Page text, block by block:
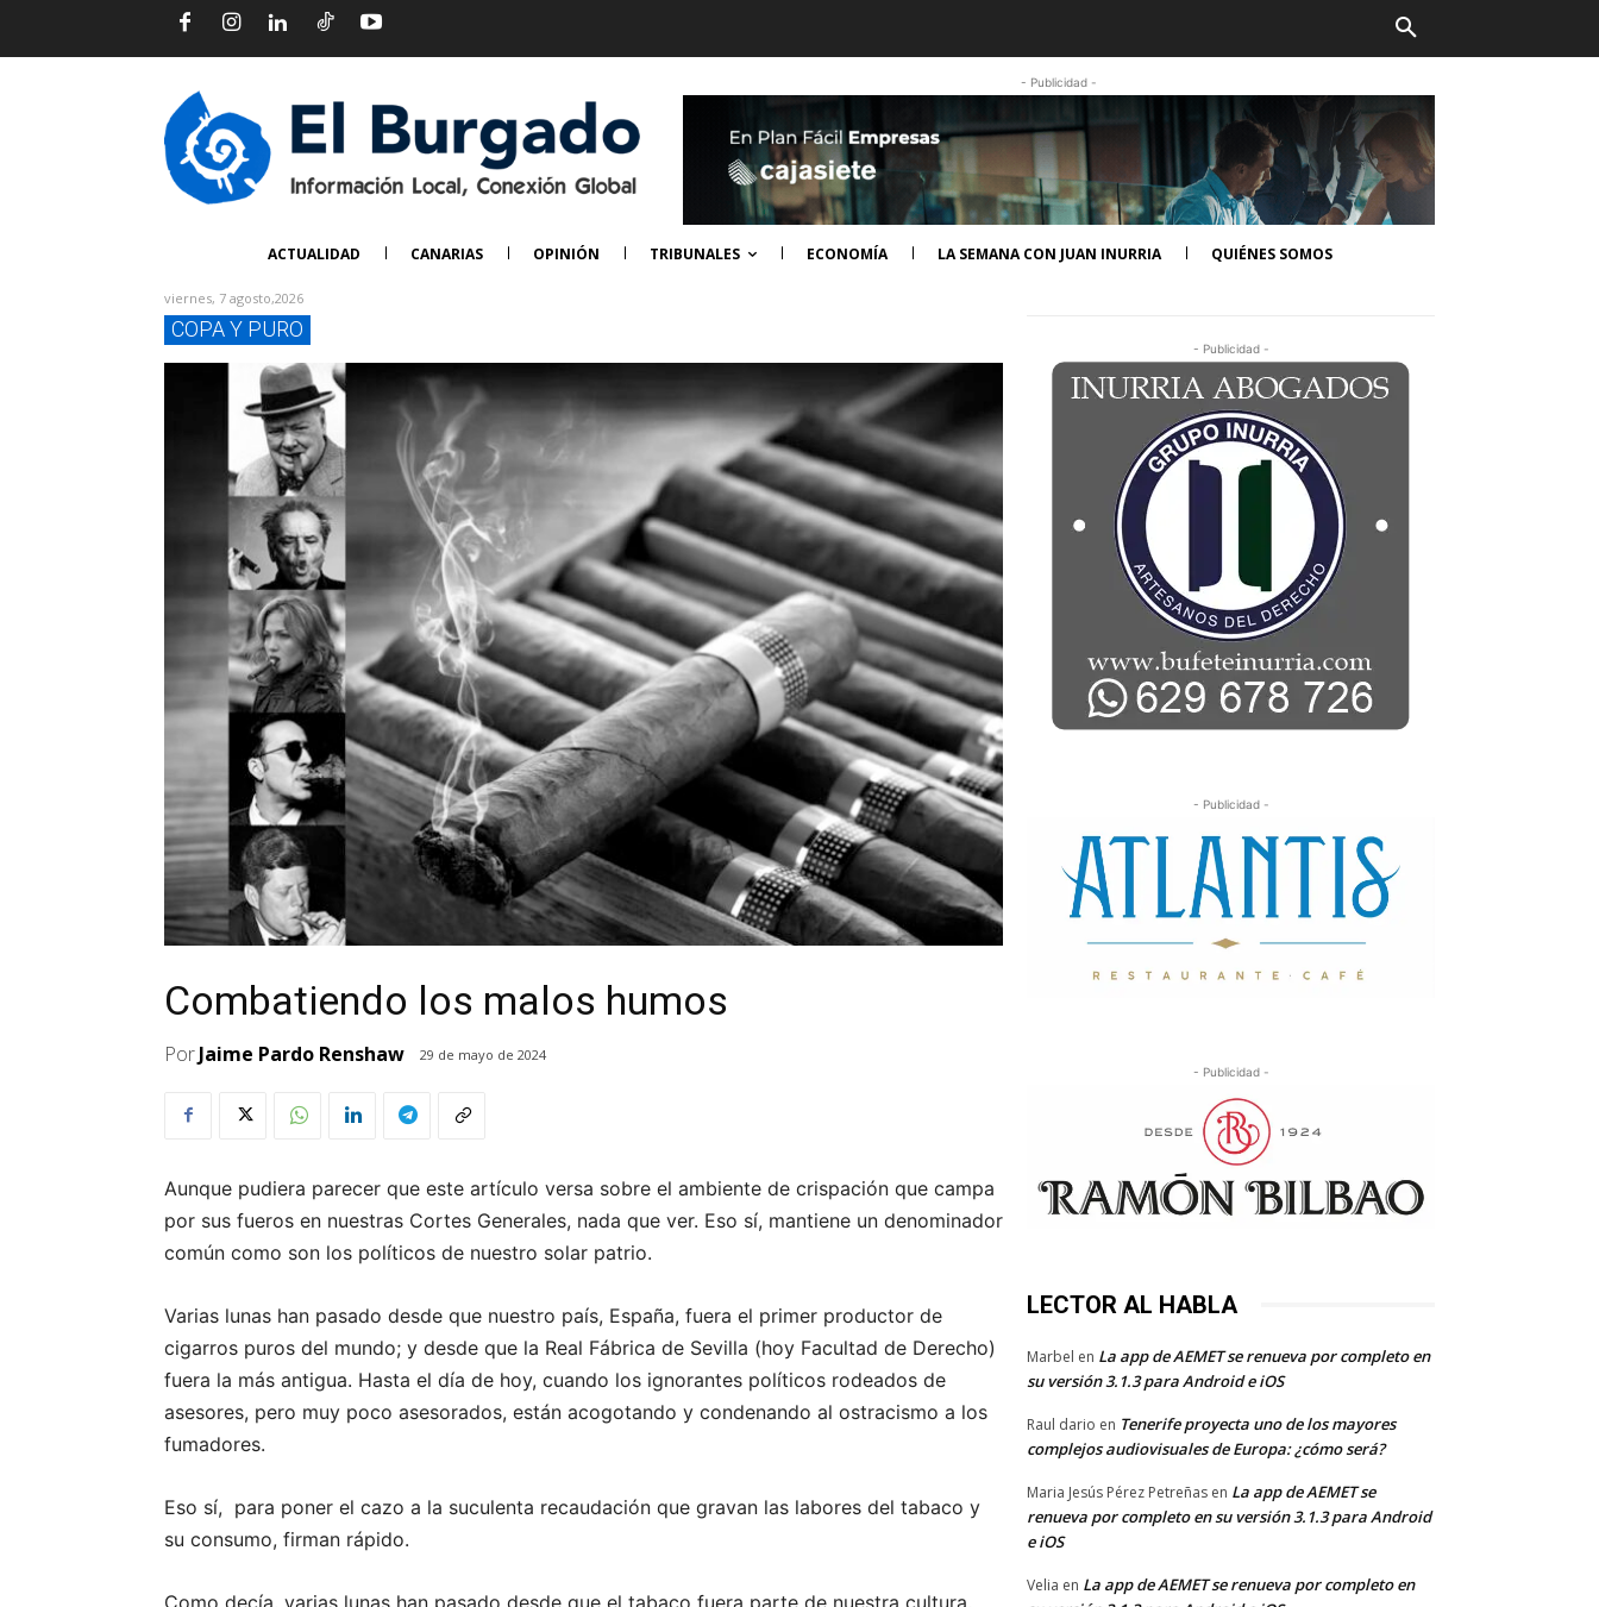
- Publicidad -
ACTUALIDAD CANARIAS OPINIÓN TRIBUNALES ECONOMÍA LA SEMANA CON JUAN INURRIA QUIÉNES SOMOS
viernes, 7 agosto,2026
COPA Y PURO
Combatiendo los malos humos
PorJaime Pardo Renshaw 29 de mayo de 2024
Aunque pudiera parecer que este artículo versa sobre el ambiente de crispación que campa
por sus fueros en nuestras Cortes Generales, nada que ver. Eso sí, mantiene un denominador
común como son los políticos de nuestro solar patrio.
Varias lunas han pasado desde que nuestro país, España, fuera el primer productor de
cigarros puros del mundo; y desde que la Real Fábrica de Sevilla (hoy Facultad de Derecho)
fuera la más antigua. Hasta el día de hoy, cuando los ignorantes políticos rodeados de
asesores, pero muy poco asesorados, están acogotando y condenando al ostracismo a los
fumadores.
Eso sí, para poner el cazo a la suculenta recaudación que gravan las labores del tabaco y
su consumo, firman rápido.
Como decía, varias lunas han pasado desde que el tabaco fuera parte de nuestra cultura,
- Publicidad -
- Publicidad -
- Publicidad -
LECTOR AL HABLA
Marbel en La app de AEMET se renueva por completo en
su versión 3.1.3 para Android e iOS
Raul dario en Tenerife proyecta uno de los mayores
complejos audiovisuales de Europa: ¿cómo será?
Maria Jesús Pérez Petreñas en La app de AEMET se
renueva por completo en su versión 3.1.3 para Android
e iOS
Velia en La app de AEMET se renueva por completo en